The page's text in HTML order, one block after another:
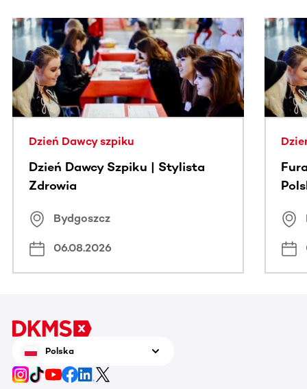
Ta sekcja zawiera treści przewijane w poziomie. Użyj
Dzień Dawcy szpiku
Dzień Dawcy Szpiku | Stylista
Zdrowia
Bydgoszcz
06.08.2026
Polska